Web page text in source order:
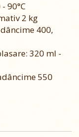
90°C
2 kg
400,
320 ml -
550